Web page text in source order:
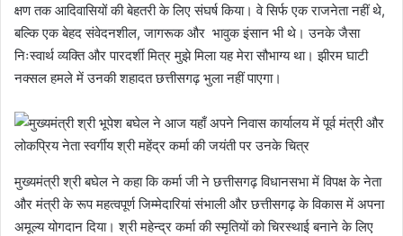
क्षण तक आदिवासियों की बेहतरी के लिए संघर्ष किया। वे सिर्फ एक राजनेता नहीं थे,
बल्कि एक बेहद संवेदनशील, जागरूक और भावुक इंसान भी थे। उनके जैसा
निःस्वार्थ व्यक्ति और पारदर्शी मित्र मुझे मिला यह मेरा सौभाग्य था। झीरम घाटी
नक्सल हमले में उनकी शहादत छत्तीसगढ़ भुला नहीं पाएगा।
मुख्यमंत्री श्री बघेल ने कहा कि कर्मा जी ने छत्तीसगढ़ विधानसभा में विपक्ष के नेता
और मंत्री के रूप महत्वपूर्ण जिम्मेदारियां संभाली और छत्तीसगढ़ के विकास में अपना
अमूल्य योगदान दिया। श्री महेन्द्र कर्मा की स्मृतियों को चिरस्थाई बनाने के लिए